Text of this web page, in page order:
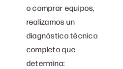
o comprar equipos,
realizamos un
diagnóstico técnico
completo que
determina: